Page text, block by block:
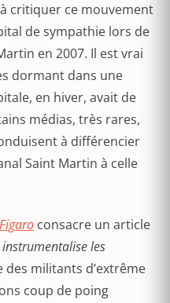
critiquer ce mouvement
de sympathie lors de
en 2007. Il est vrai
dormant dans une
en hiver, avait de
médias, très rares,
à différencier
Saint Martin à celle
consacre un article
les
des militants d’extrême
coup de poing